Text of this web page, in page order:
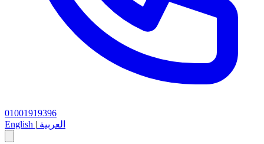
01001919396
English | العربية